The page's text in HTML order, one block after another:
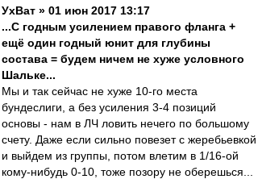
УхВат » 01 июн 2017 13:17
...С годным усилением правого фланга +
ещё один годный юнит для глубины
состава = будем ничем не хуже условного
Шальке...
Мы и так сейчас не хуже 10-го места
бундеслиги, а без усиления 3-4 позиций
основы - нам в ЛЧ ловить нечего по большому
счету. Даже если сильно повезет с жеребьевкой
и выйдем из группы, потом влетим в 1/16-ой
кому-нибудь 0-10, тоже позору не оберешься...